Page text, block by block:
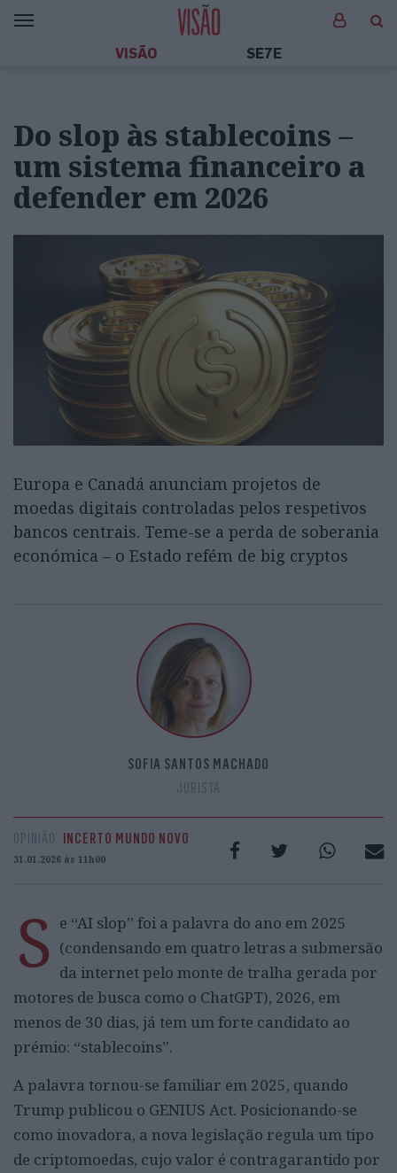
VISÃO SE7E
Do slop às stablecoins –
um sistema financeiro a
defender em 2026
Europa e Canadá anunciam projetos de
moedas digitais controladas pelos respetivos
bancos centrais. Teme-se a perda de soberania
económica – o Estado refém de big cryptos
SOFIA SANTOS MACHADO
JURISTA
OPINIÃO INCERTO MUNDO NOVO
31.01.2026 às 11h00
S e “AI slop” foi a palavra do ano em 2025
(condensando em quatro letras a submersão
da internet pelo monte de tralha gerada por
motores de busca como o ChatGPT), 2026, em
menos de 30 dias, já tem um forte candidato ao
prémio: “stablecoins”.
A palavra tornou-se familiar em 2025, quando
Trump publicou o GENIUS Act. Posicionando-se
como inovadora, a nova legislação regula um tipo
de criptomoedas, cujo valor é contragarantido por